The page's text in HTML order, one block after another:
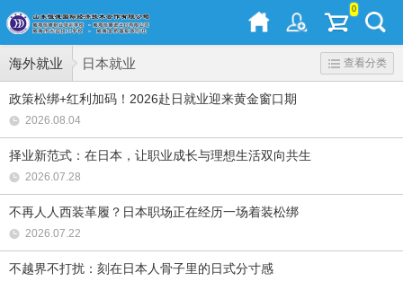
0
海外就业 日本就业 查看分类
政策松绑+红利加码！2026赴日就业迎来黄金窗口期
2026.08.04
择业新范式：在日本，让职业成长与理想生活双向共生
2026.07.28
不再人人西装革履？日本职场正在经历一场着装松绑
2026.07.22
不越界不打扰：刻在日本人骨子里的日式分寸感